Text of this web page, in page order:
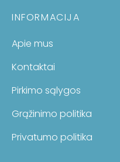
INFORMACIJA
Apie mus
Kontaktai
Pirkimo sąlygos
Grąžinimo politika
Privatumo politika